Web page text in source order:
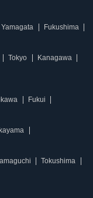
Yamagata Fukushima
Tokyo
Kanagawa
Fukui
Tokushima